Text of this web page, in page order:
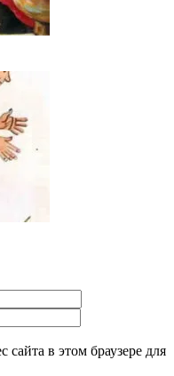
в этом браузере для